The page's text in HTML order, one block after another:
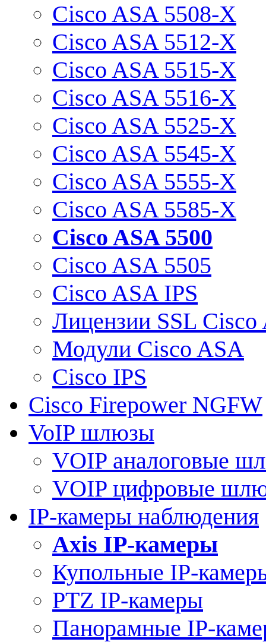
Cisco ASA 5508-X
Cisco ASA 5512-X
Cisco ASA 5515-X
Cisco ASA 5516-X
Cisco ASA 5525-X
Cisco ASA 5545-X
Cisco ASA 5555-X
Cisco ASA 5585-X
Cisco ASA 5500
Cisco ASA 5505
Cisco ASA IPS
Лицензии SSL Cisco
Модули Cisco ASA
Cisco IPS
Cisco Firepower NGFW
VoIP шлюзы
VOIP аналоговые
VOIP цифровые
IP-камеры наблюдения
Axis IP-камеры
Купольные IP-
PTZ IP-камеры
Панорамные IP-